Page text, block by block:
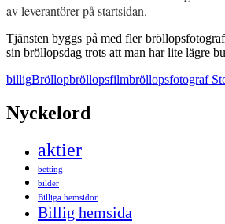
av leverantörer på startsidan.
Tjänsten byggs på med fler
sin bröllopsdag trots att man har lite lägre
billigBröllopbröllopsfilmbröllopsfotograf
Nyckelord
aktier
betting
bilder
Billiga hemsidor
Billig hemsida